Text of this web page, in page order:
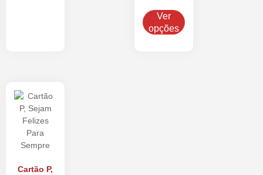
Ver
opções
Cartão P,